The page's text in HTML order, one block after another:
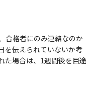
合格者にのみ連絡なのか
を伝えられていないか考
た場合は、1週間後を目途